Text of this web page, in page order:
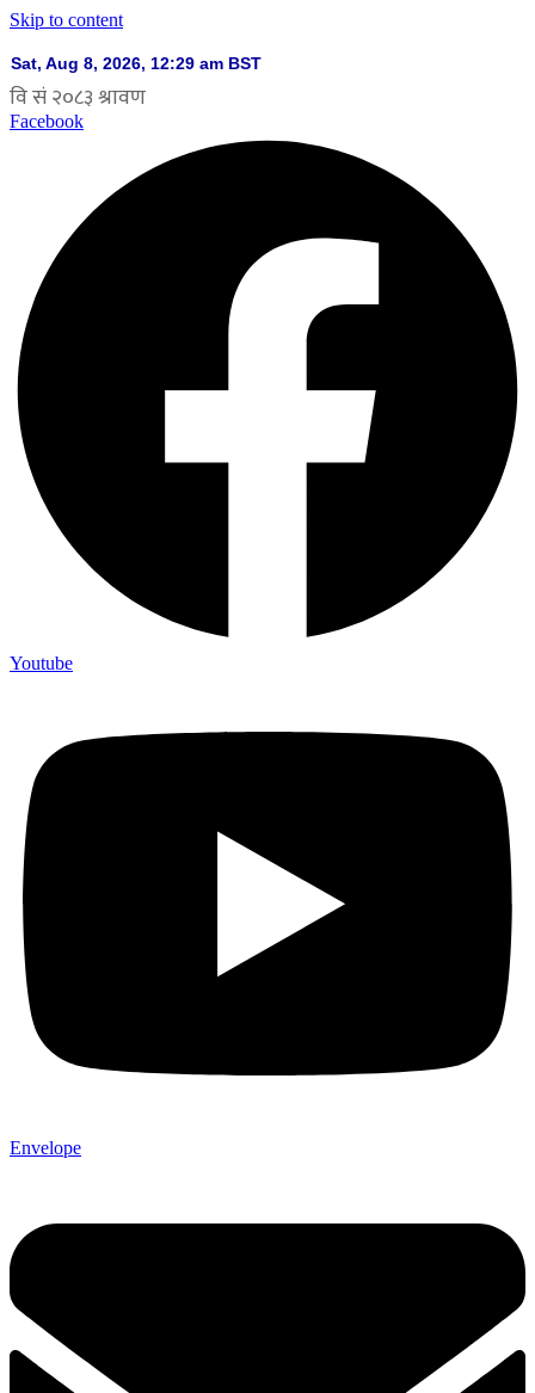
Skip to content
Facebook
Youtube
Envelope